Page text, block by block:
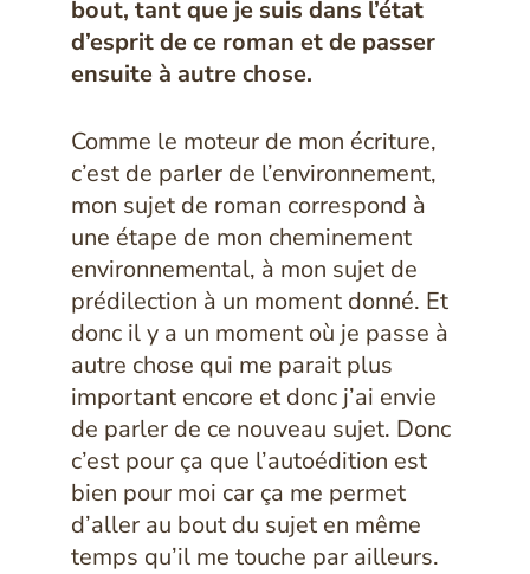
bout, tant que je suis dans l’état
d’esprit de ce roman et de passer
ensuite à autre chose.
Comme le moteur de mon écriture,
c’est de parler de l’environnement,
mon sujet de roman correspond à
une étape de mon cheminement
environnemental, à mon sujet de
prédilection à un moment donné. Et
donc il y a un moment où je passe à
autre chose qui me parait plus
important encore et donc j’ai envie
de parler de ce nouveau sujet. Donc
c’est pour ça que l’autoédition est
bien pour moi car ça me permet
d’aller au bout du sujet en même
temps qu’il me touche par ailleurs.